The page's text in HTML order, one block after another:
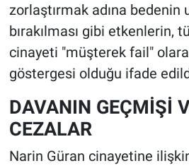
zorlaştırmak adına bedenin
bırakılması gibi etkenlerin,
cinayeti "müşterek fail"
göstergesi olduğu ifade
DAVANIN GEÇMİŞİ
CEZALAR
Narin Güran cinayetine